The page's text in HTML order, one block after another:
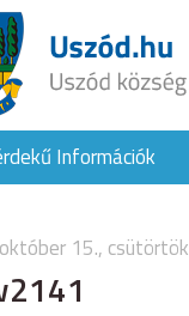
Információk
15., csütörtök